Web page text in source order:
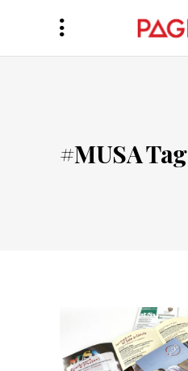
#MUSA Tag